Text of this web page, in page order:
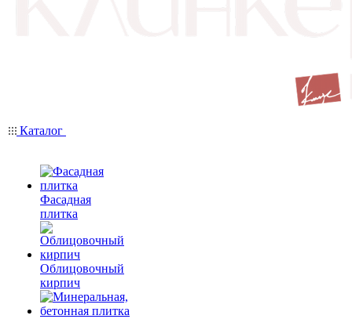
Каталог
Фасадная
плитка
Облицовочный
кирпич